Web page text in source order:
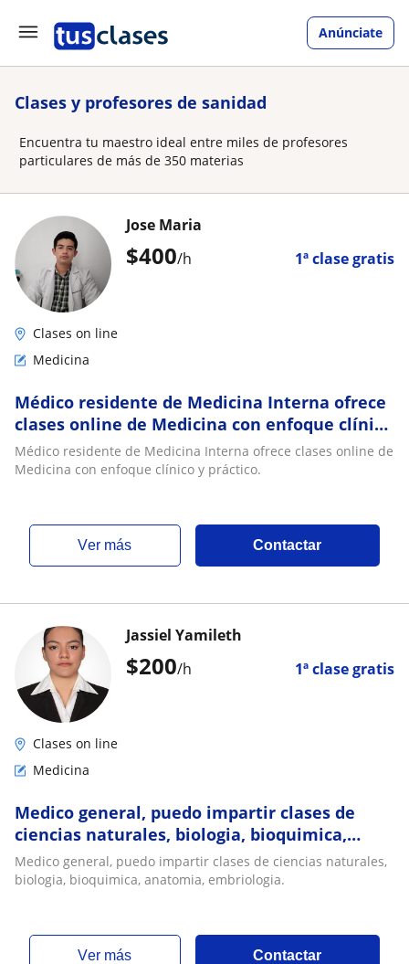
Anúnciate
Clases y profesores de sanidad
Encuentra tu maestro ideal entre miles de profesores
particulares de más de 350 materias
$400/h 1ª clase gratis
Jose Maria
Clases on line
Medicina
Médico residente de Medicina Interna ofrece
clases online de Medicina con enfoque clínico
y práctico
Médico residente de Medicina Interna ofrece clases online de
Medicina con enfoque clínico y práctico.
ver más Contactar
$200/h 1ª clase gratis
Jassiel Yamileth
Clases on line
Medicina
Medico general, puedo impartir clases de
ciencias naturales, biologia, bioquimica,
anatomia, embriologia
Medico general, puedo impartir clases de ciencias naturales,
biologia, bioquimica, anatomia, embriologia.
ver más Contactar